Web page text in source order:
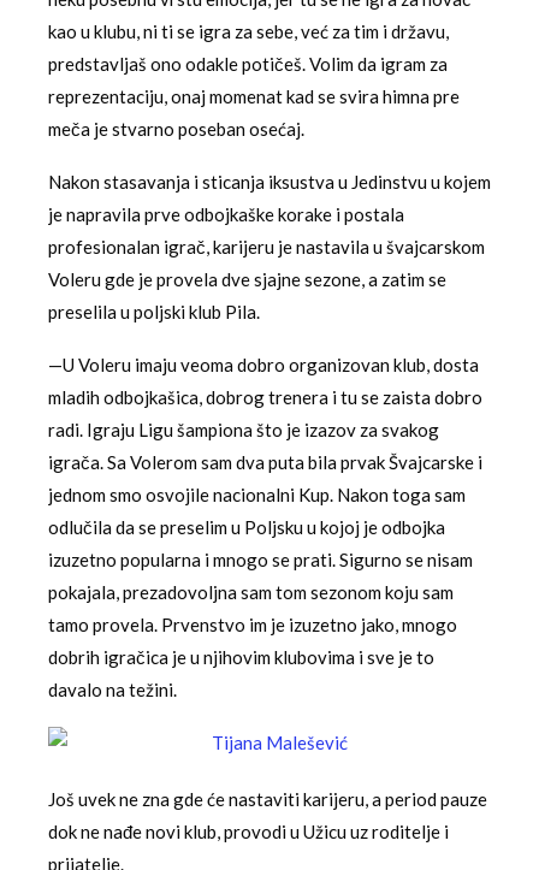
kao u klubu, ni ti se igra za sebe, već za tim i državu,
predstavljaš ono odakle potičeš. Volim da igram za
reprezentaciju, onaj momenat kad se svira himna pre
meča je stvarno poseban osećaj.
Nakon stasavanja i sticanja iksustva u Jedinstvu u kojem
je napravila prve odbojkaške korake i postala
profesionalan igrač, karijeru je nastavila u švajcarskom
Voleru gde je provela dve sjajne sezone, a zatim se
preselila u poljski klub Pila.
—U Voleru imaju veoma dobro organizovan klub, dosta
mladih odbojkašica, dobrog trenera i tu se zaista dobro
radi. Igraju Ligu šampiona što je izazov za svakog
igrača. Sa Volerom sam dva puta bila prvak Švajcarske i
jednom smo osvojile nacionalni Kup. Nakon toga sam
odlučila da se preselim u Poljsku u kojoj je odbojka
izuzetno popularna i mnogo se prati. Sigurno se nisam
pokajala, prezadovoljna sam tom sezonom koju sam
tamo provela. Prvenstvo im je izuzetno jako, mnogo
dobrih igračica je u njihovim klubovima i sve je to
davalo na težini.
Još uvek ne zna gde će nastaviti karijeru, a period pauze
dok ne nađe novi klub, provodi u Užicu uz roditelje i
prijatelje.